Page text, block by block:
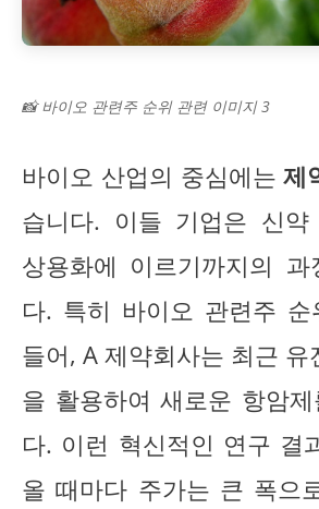
📸 바이오 관련주 순위 관련 이미지 3
바이오 산업의 중심에는제
습니다. 이들 기업은 신약
상용화에 이르기까지의 과
다. 특히 바이오 관련주 순
들어, A 제약회사는 최근 유
을 활용하여 새로운 항암
다. 이런 혁신적인 연구 결
올 때마다 주가는 큰 폭으